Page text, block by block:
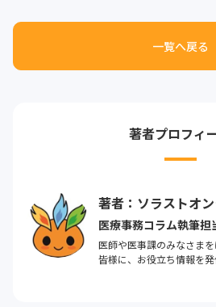
一覧へ戻る
著者プロフィ
著者：ソラストオ
医療事務コラム執筆担
医師や医事課のみなさま
皆様に、お役立ち情報を発